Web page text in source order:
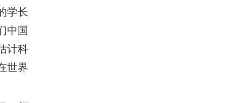
学长
中国
计科
世界